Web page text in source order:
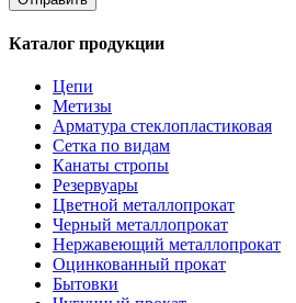
Каталог продукции
Цепи
Метизы
Арматура стеклопластиковая
Сетка по видам
Канаты стропы
Резервуары
Цветной металлопрокат
Черный металлопрокат
Нержавеющий металлопрокат
Оцинкованный прокат
Бытовки